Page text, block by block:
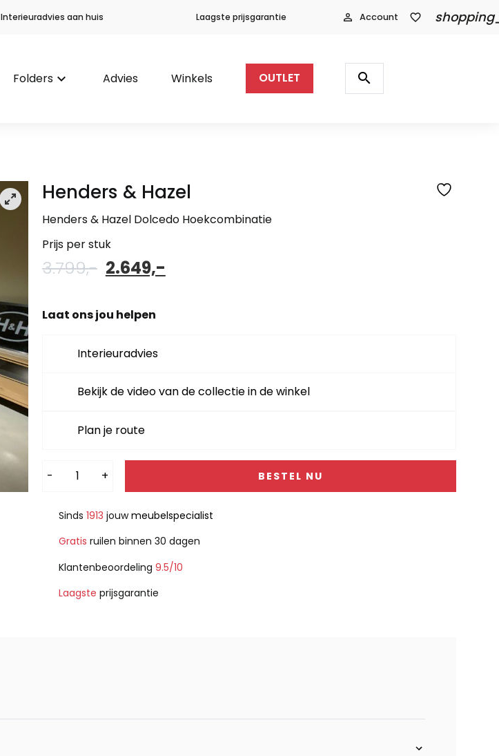
Interieuradvies aan huis Laagste prijsgarantie person_outline Account favorite_border
Folders keyboard_arrow_down Advies Winkels OUTLET
Producten
zoeken
search
Henders & Hazel
Henders & Hazel Dolcedo Hoekcombinatie
Prijs per stuk
3.799,- Oorspronkelijke
prijs
3.799,-.
2.649,-
Laat ons jou helpen
Interieuradvies
Bekijk de video van de collectie in de winkel
Plan je route
- + BESTEL NU
Alternative:
Sinds 1913 jouwmeubelspecialist
Gratis ruilen binnen 30 dagen
Klantenbeoordeling 9.5/10
Laagste prijsgarantie